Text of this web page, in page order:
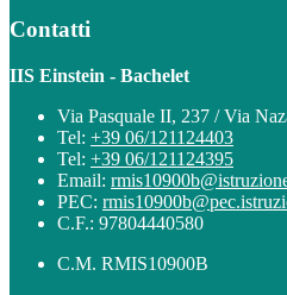
Contatti
IIS Einstein - Bachelet
Via Pasquale II, 237 / Via
Tel: +39 06/121124403
Tel: +39 06/121124395
Email:
PEC:
C.F.: 97804440580
C.M. RMIS10900B